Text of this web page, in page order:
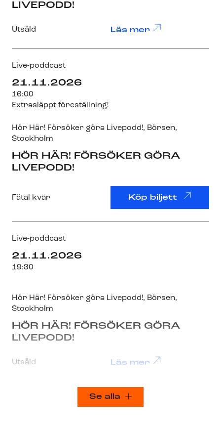
LIVEPODD!
Utsåld Läs mer
Live-poddcast
21.11.2026
16:00
Extrasläppt föreställning!
Hör Här! Försöker göra Livepodd!, Börsen,
Stockholm
HÖR HÄR! FÖRSÖKER GÖRA
LIVEPODD!
Fåtal kvar Köp biljett
Live-poddcast
21.11.2026
19:30
Hör Här! Försöker göra Livepodd!, Börsen,
Stockholm
HÖR HÄR! FÖRSÖKER GÖRA
LIVEPODD!
Utsåld Läs mer
Se alla